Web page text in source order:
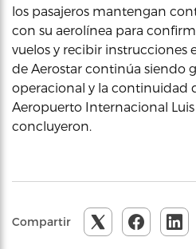
los pasajeros mantengan
con su aerolínea para
vuelos y recibir instrucciones
de Aerostar continúa siendo
operacional y la continuidad
Aeropuerto Internacional
concluyeron.
Compartir